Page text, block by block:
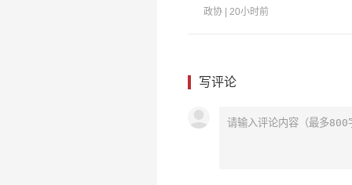
政协 | 20小时前
写评论